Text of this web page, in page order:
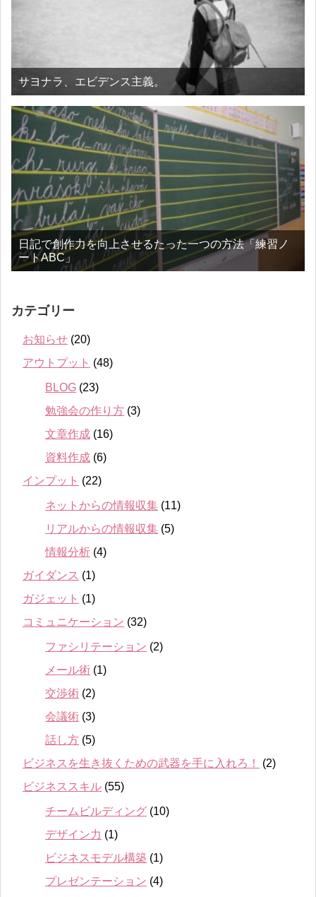
サヨナラ、エビデンス主義。
日記で創作力を向上させるたった一つの方法「練習ノ
ートABC」
カテゴリー
お知らせ (20)
アウトプット (48)
BLOG (23)
勉強会の作り方 (3)
文章作成 (16)
資料作成 (6)
インプット (22)
ネットからの情報収集 (11)
リアルからの情報収集 (5)
情報分析 (4)
ガイダンス (1)
ガジェット (1)
コミュニケーション (32)
ファシリテーション (2)
メール術 (1)
交渉術 (2)
会議術 (3)
話し方 (5)
ビジネスを生き抜くための武器を手に入れろ！
(2)
ビジネススキル (55)
チームビルディング (10)
デザイン力 (1)
ビジネスモデル構築 (1)
プレゼンテーション (4)